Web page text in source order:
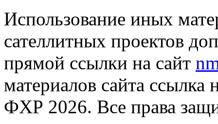
Использование иных
сателлитных проектов
прямой ссылки на сайт
материалов сайта ссылка
ФХР 2026. Все права